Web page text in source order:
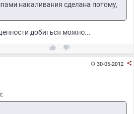
накаливания сделана потому,
добиться можно...
 
30-05-2012 